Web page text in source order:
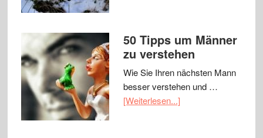
50 Tipps um Männer
zu verstehen
Wie Sie Ihren nächsten Mann
besser verstehen und …
[Weiterlesen...]